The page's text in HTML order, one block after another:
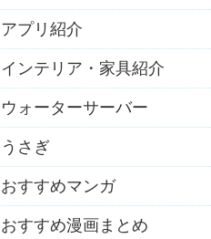
アプリ紹介
インテリア・家具紹介
ウォーターサーバー
うさぎ
おすすめマンガ
おすすめ漫画まとめ